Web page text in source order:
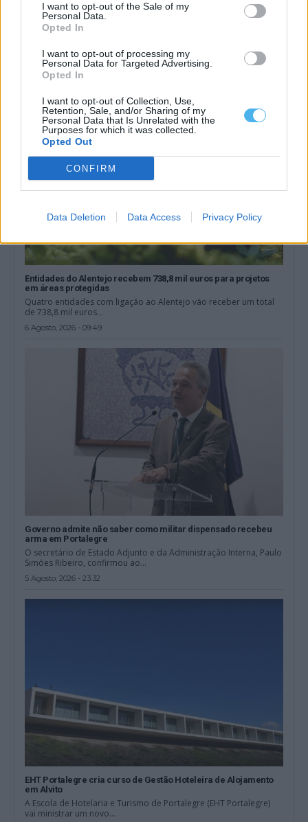
I want to opt-out of the Sale of my
Personal Data.
Opted In
I want to opt-out of processing my
Personal Data for Targeted Advertising.
Opted In
I want to opt-out of Collection, Use,
Retention, Sale, and/or Sharing of my
Personal Data that Is Unrelated with the
Purposes for which it was collected.
Opted Out
CONFIRM
Data Deletion Data Access Privacy Policy
Portalegre foi o distrito do Alentejo com maior percentagem de
casas que saíram do...
6 Agosto, 2026 - 09:58
Entidades do Alentejo recebem 738,8 mil euros para projetos
em áreas protegidas
Quatro entidades com ligação ao Alentejo vão receber um total
de 738,8 mil euros...
6 Agosto, 2026 - 09:49
Governo admite não saber como militar dispensado recebeu
arma em Portalegre
O secretário de Estado Adjunto e da Administração Interna, Paulo
Simões Ribeiro, confirmou ao...
5 Agosto, 2026 - 23:32
EHT Portalegre cria curso de Gestão Hoteleira de Alojamento
em Alvito
A Escola de Hotelaria e Turismo de Portalegre (EHT Portalegre)
vai ministrar um novo...